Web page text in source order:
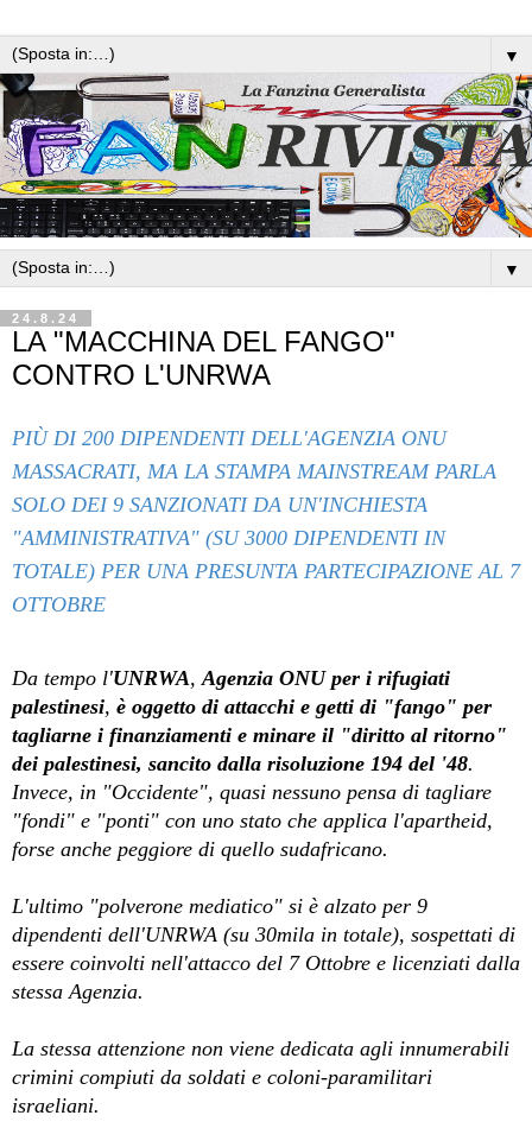
▼
▼
24.8.24
LA "MACCHINA DEL FANGO"
CONTRO L'UNRWA
PIÙ DI 200 DIPENDENTI DELL'AGENZIA ONU
MASSACRATI, MA LA STAMPA MAINSTREAM PARLA
SOLO DEI 9 SANZIONATI DA UN'INCHIESTA
"AMMINISTRATIVA" (SU 3000 DIPENDENTI IN
TOTALE) PER UNA PRESUNTA PARTECIPAZIONE AL 7
OTTOBRE
Da tempo l'UNRWA,Agenzia ONU per i rifugiati
palestinesi, è oggetto di attacchi e getti di "fango" per
tagliarne i finanziamenti e minare il "diritto al ritorno"
dei palestinesi, sancito dalla risoluzione 194 del '48.
Invece, in "Occidente", quasi nessuno pensa di tagliare
"fondi" e "ponti" con uno stato che applica l'apartheid,
forse anche peggiore di quello sudafricano.
L'ultimo "polverone mediatico" si è alzato per 9
dipendenti dell'UNRWA (su 30mila in totale), sospettati di
essere coinvolti nell'attacco del 7 Ottobre e licenziati dalla
stessa Agenzia.
La stessa attenzione non viene dedicata agli innumerabili
crimini compiuti da soldati e coloni-paramilitari
israeliani.